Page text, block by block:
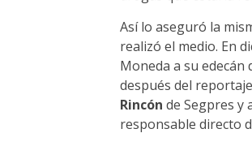
Así lo aseguró la
realizó el medio. En
Moneda a su edecán
después del
Rincón de Segpres y
responsable directo